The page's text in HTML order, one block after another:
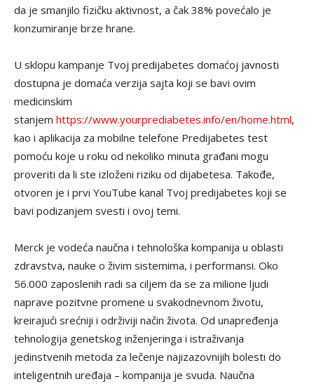
da je smanjilo fizičku aktivnost, a čak 38% povećalo je
konzumiranje brze hrane.
U sklopu kampanje Tvoj predijabetes domaćoj javnosti
dostupna je domaća verzija sajta koji se bavi ovim
medicinskim
stanjem https://www.yourprediabetes.info/en/home.html,
kao i aplikacija za mobilne telefone Predijabetes test
pomoću koje u roku od nekoliko minuta građani mogu
proveriti da li ste izloženi riziku od dijabetesa. Takođe,
otvoren je i prvi YouTube kanal Tvoj predijabetes koji se
bavi podizanjem svesti i ovoj temi.
Merck je vodeća naučna i tehnološka kompanija u oblasti
zdravstva, nauke o živim sistemima, i performansi. Oko
56.000 zaposlenih radi sa ciljem da se za milione ljudi
naprave pozitvne promene u svakodnevnom životu,
kreirajući srećniji i održiviji način života. Od unapređenja
tehnologija genetskog inženjeringa i istraživanja
jedinstvenih metoda za lečenje najizazovnijih bolesti do
inteligentnih uređaja – kompanija je svuda. Naučna